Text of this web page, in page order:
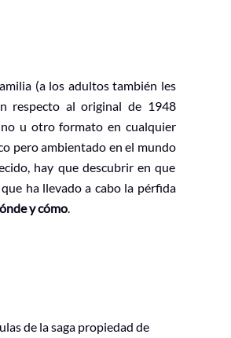
(a los adultos también les
respecto al original de 1948
u otro formato en cualquier
pero ambientado en el mundo
hay que descubrir en que
ha llevado a cabo la pérfida
y cómo.
de la saga propiedad de